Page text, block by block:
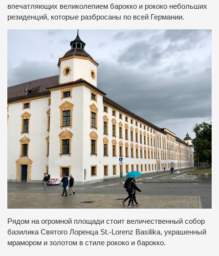
впечатляющих великолепием барокко и рококо небольших
резиденций, которые разбросаны по всей Германии.
Рядом на огромной площади стоит величественный собор
базилика Святого Лоренца St.-Lorenz Basilika, украшенный
мрамором и золотом в стиле рококо и барокко.